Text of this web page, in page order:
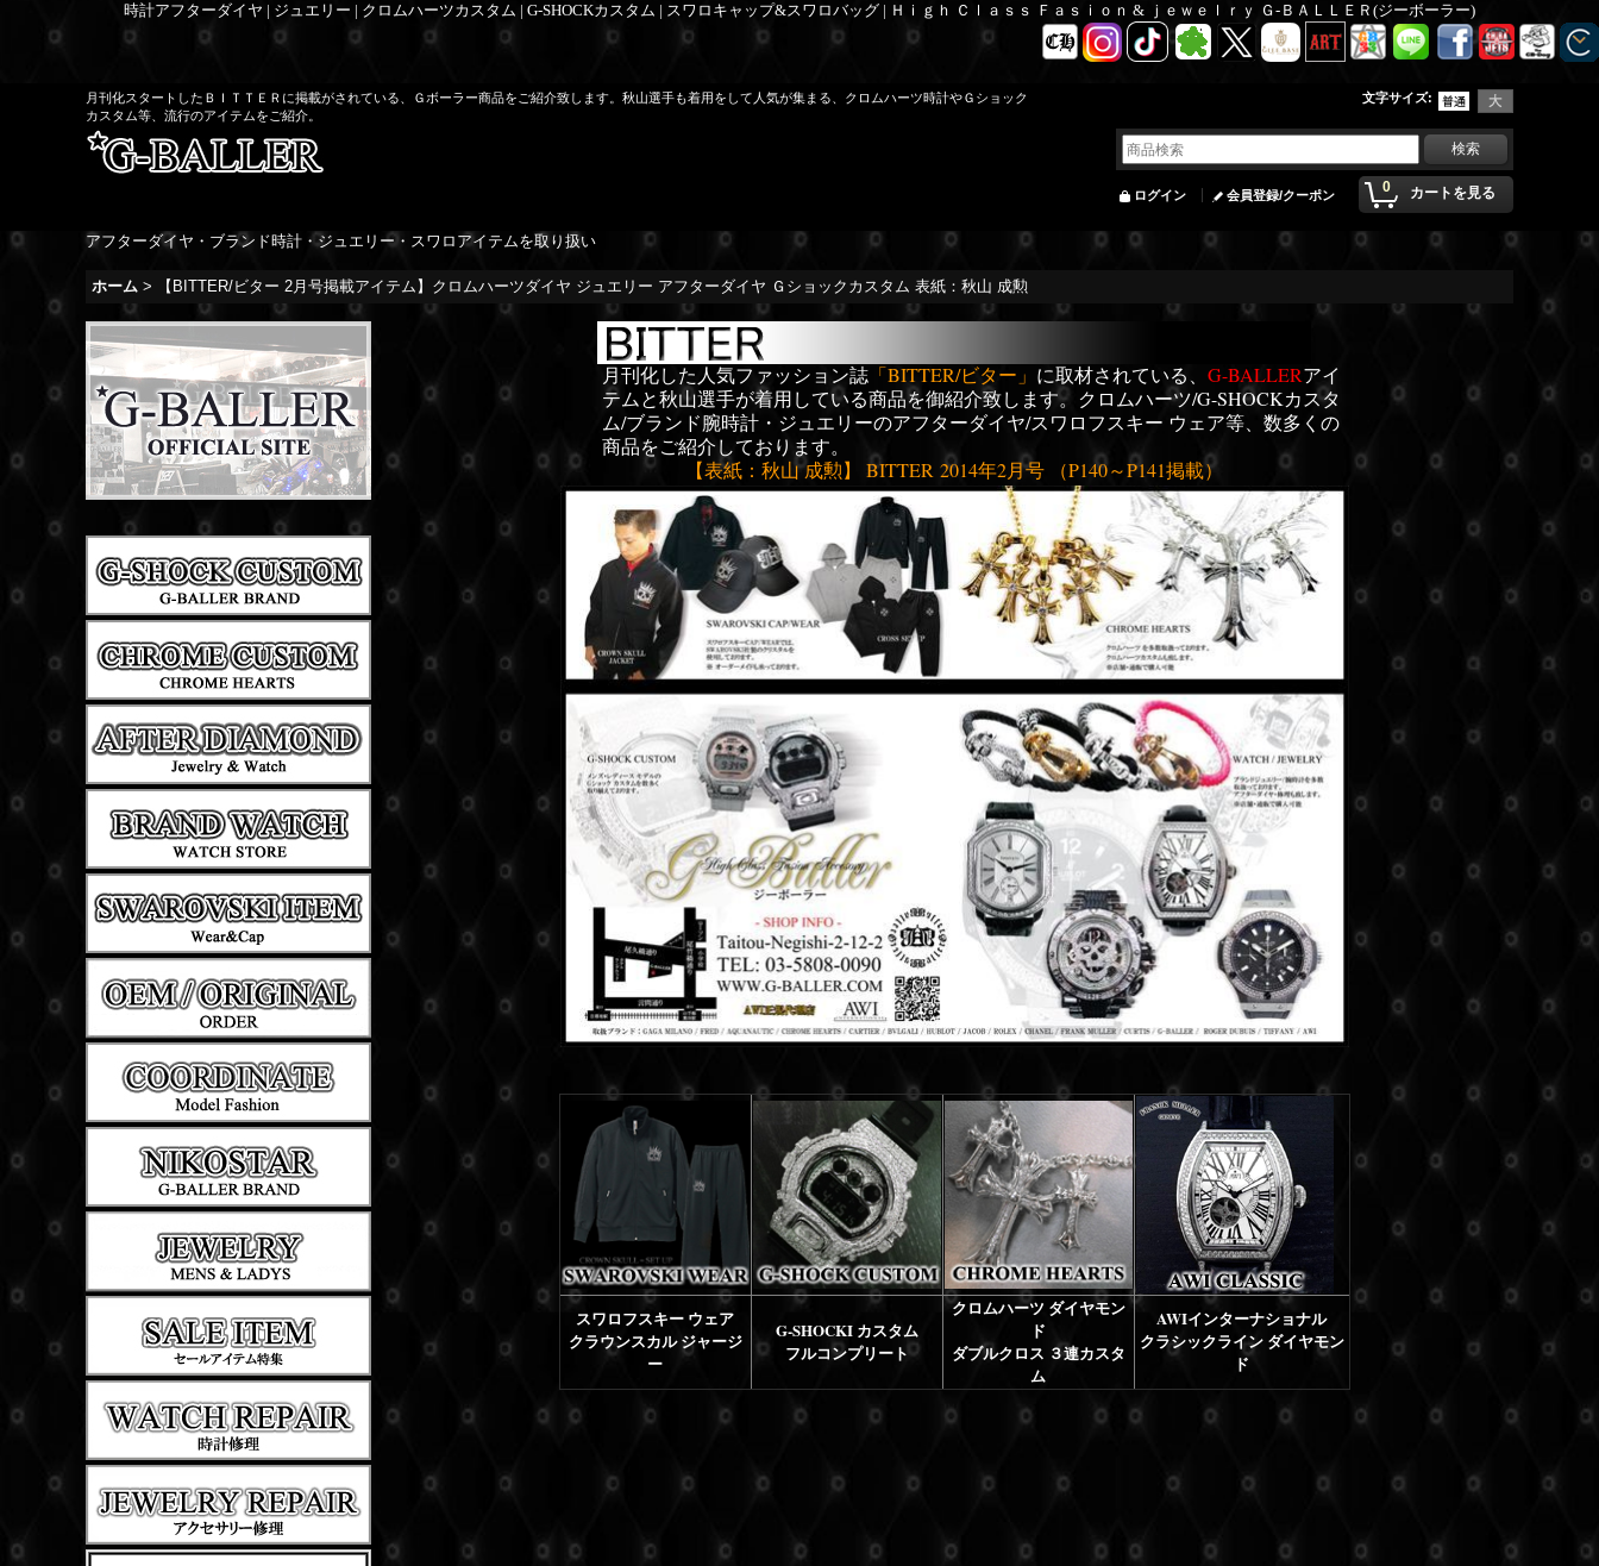
時計アフターダイヤ | ジュエリー | クロムハーツカスタム | G-SHOCKカスタム | スワロキャップ&スワロバッグ | Ｈｉｇｈ Ｃｌａｓｓ Ｆａｓｉｏｎ & ｊｅｗｅｌｒｙ Ｇ-ＢＡＬＬＥＲ(ジーボーラー)
月刊化スタートしたＢＩＴＴＥＲに掲載がされている、Ｇボーラー商品をご紹介致します。秋山選手も着用をして人気が集まる、クロムハーツ時計やＧショック
カスタム等、流行のアイテムをご紹介。
文字サイズ:
0 カートを見る
ログイン 会員登録/クーポン
アフターダイヤ・ブランド時計・ジュエリー・スワロアイテムを取り扱い
ホーム > 【BITTER/ビター 2月号掲載アイテム】クロムハーツダイヤ ジュエリー アフターダイヤ Ｇショックカスタム 表紙：秋山 成勲
月刊化した人気ファッション誌「BITTER/ビター」 に取材されている、 G-BALLERアイ
テムと秋山選手が着用している商品を御紹介致します。 クロムハーツ/G-SHOCKカスタ
ム/ブランド腕時計・ジュエリーのアフターダイヤ/スワロフスキー ウェア等、数多くの
商品をご紹介しております。
【表紙：秋山 成勲】 BITTER 2014年2月号 （P140～P141掲載）
スワロフスキー ウェア
クラウンスカル ジャージ
ー
G-SHOCKI カスタム
フルコンプリート
クロムハーツ ダイヤモン
ド
ダブルクロス ３連カスタ
ム
AWIインターナショナル
クラシックライン ダイヤモン
ド